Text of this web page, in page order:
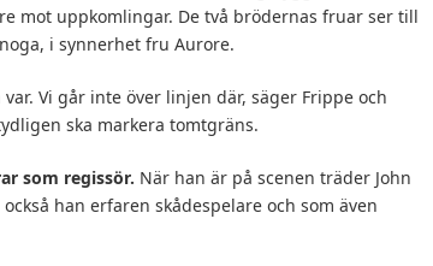
mot uppkomlingar. De två brödernas fruar ser till
i synnerhet fru Aurore.
Vi går inte över linjen där, säger Frippe och
ska markera tomtgräns.
som regissör. När han är på scenen träder John
han erfaren skådespelare och som även